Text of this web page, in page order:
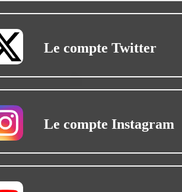
Le compte Twitter
Le compte Instagram